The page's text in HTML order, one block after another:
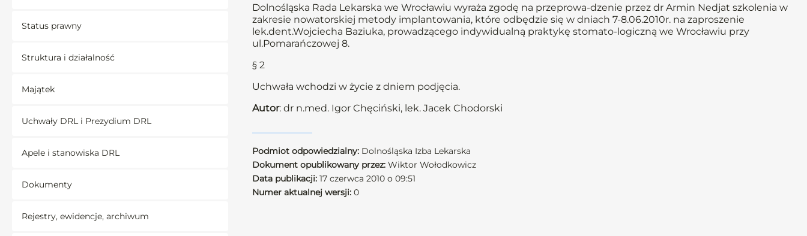
Status prawny
Struktura i działalność
Majątek
Uchwały DRL i Prezydium DRL
Apele i stanowiska DRL
Dokumenty
Rejestry, ewidencje, archiwum
Dolnośląska Rada Lekarska we Wrocławiu wyraża zgodę na przeprowa-dzenie przez dr Armin Nedjat szkolenia w
zakresie nowatorskiej metody implantowania, które odbędzie się w dniach 7-8.06.2010r. na zaproszenie
lek.dent.Wojciecha Baziuka, prowadzącego indywidualną praktykę stomato-logiczną we Wrocławiu przy
ul.Pomarańczowej 8.
§ 2
Uchwała wchodzi w życie z dniem podjęcia.
Autor: dr n.med. Igor Chęciński, lek. Jacek Chodorski
Podmiot odpowiedzialny: Dolnośląska Izba Lekarska
Dokument opublikowany przez: Wiktor Wołodkowicz
Data publikacji: 17 czerwca 2010 o 09:51
Numer aktualnej wersji: 0